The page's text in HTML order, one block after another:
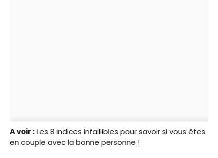
A voir :Les 8 indices infaillibles pour savoir si vous êtes
en couple avec la bonne personne !